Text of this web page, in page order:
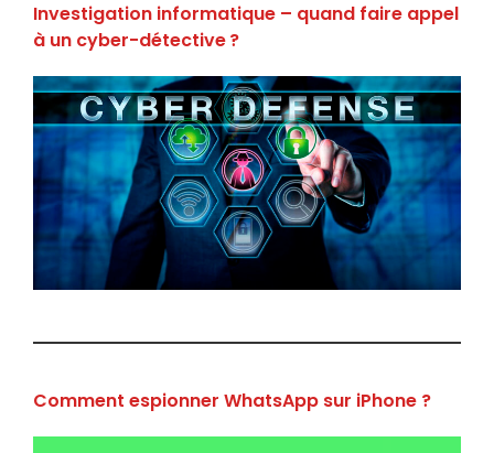
Investigation informatique – quand faire appel
à un cyber-détective ?
Comment espionner WhatsApp sur iPhone ?